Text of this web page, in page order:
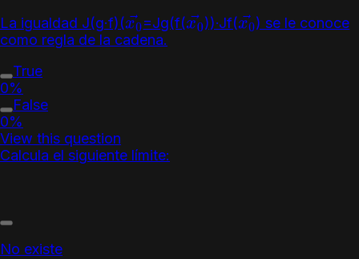
La igualdad J(g·f)(x0→
=Jg(f(x0→
))·Jf(x0→
) se le conoce
como regla de la cadena.
True
0%
False
0%
View this question
Calcula el siguiente límite:
No existe